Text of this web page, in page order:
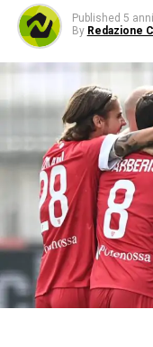
Published 5
By Redazione